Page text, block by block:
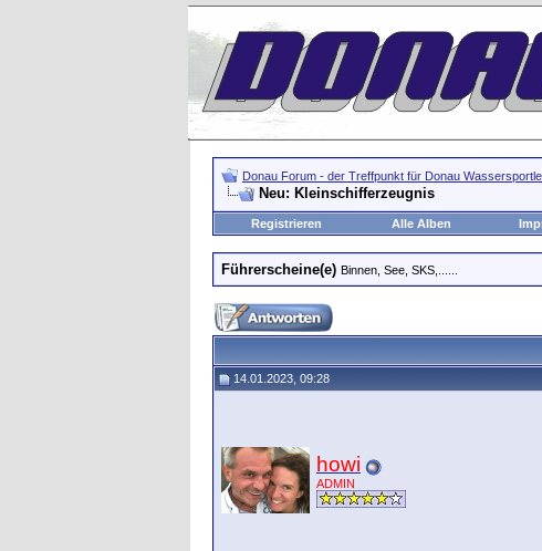
Donau Forum - der Treffpunkt für Donau
Neu: Kleinschifferzeugnis
Registrieren
Alle Alben
Führerscheine(e) Binnen, See, SKS,......
14.01.2023, 09:28
howi
ADMIN